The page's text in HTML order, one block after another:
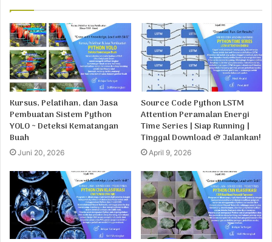
Kursus, Pelatihan, dan Jasa
Pembuatan Sistem Python
YOLO ~ Deteksi Kematangan
Buah
Juni 20, 2026
Source Code Python LSTM
Attention Peramalan Energi
Time Series | Siap Running |
Tinggal Download & Jalankan!
April 9, 2026